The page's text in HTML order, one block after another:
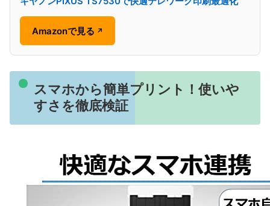
Amazonで見る ↗
スマホから簡単プリント！使いや
すさを徹底検証